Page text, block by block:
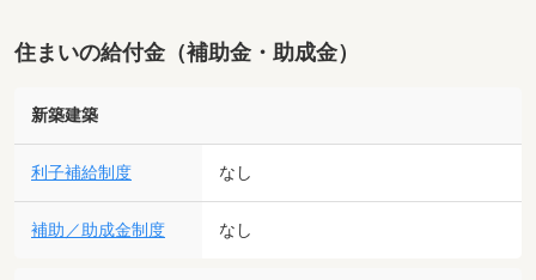
住まいの給付金（補助金・助成金）
新築建築
利子補給制度 なし
補助／助成金制度 なし